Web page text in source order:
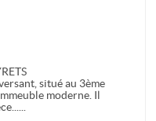
situé au 3ème
moderne. Il